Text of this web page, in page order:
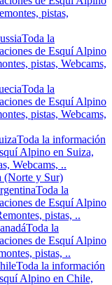
pistas,
Toda la
de Esquí Alpino
pistas, Webcams,
Toda la
de Esquí Alpino
pistas, Webcams,
Toda la información
Alpino en Suiza,
Webcams, ..
(Norte y Sur)
Toda la
de Esquí Alpino
pistas, ..
Toda la
de Esquí Alpino
pistas, ..
Toda la información
Alpino en Chile,